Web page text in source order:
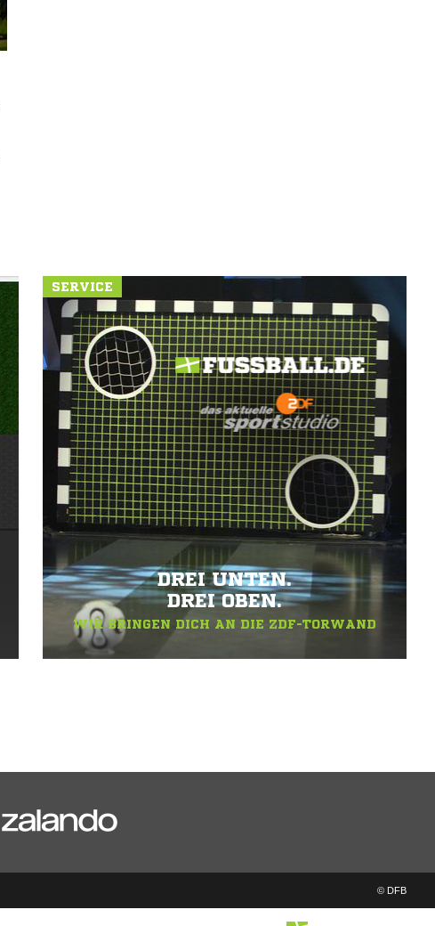
SERVICE
DREI UNTEN.
DREI OBEN.
WIR BRINGEN DICH AN DIE ZDF-TORWAND
© DFB